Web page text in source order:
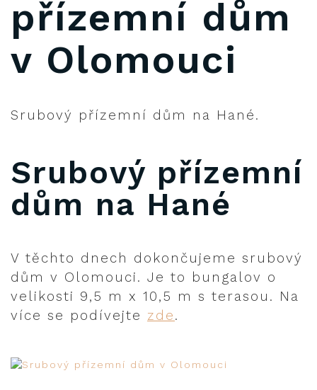
přízemní dům
v Olomouci
Srubový přízemní dům na Hané.
Srubový přízemní
dům na Hané
V těchto dnech dokončujeme srubový
dům v Olomouci. Je to bungalov o
velikosti 9,5 m x 10,5 m s terasou. Na
více se podívejte zde.